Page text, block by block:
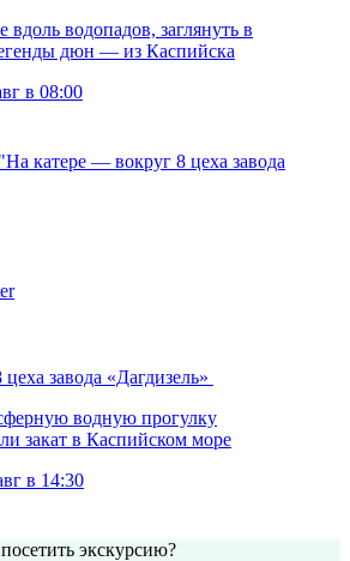
вдоль водопадов, заглянуть в
дюн — из Каспийска
в 08:00
завода «Дагдизель»
водную прогулку
закат в Каспийском море
в 14:30
экскурсию?